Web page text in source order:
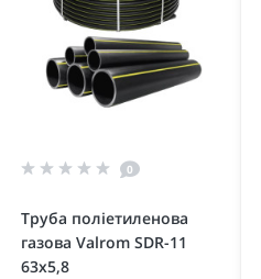
0
Труба поліетиленова
газова Valrom SDR-11
63х5,8